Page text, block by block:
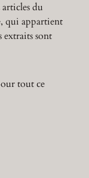
du
qui appartient
extraits sont
tout ce